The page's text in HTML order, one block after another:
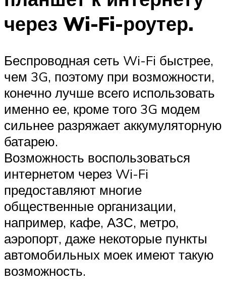
через Wi-Fi-роутер.
Беспроводная сеть Wi-Fi быстрее,
чем 3G, поэтому при возможности,
конечно лучше всего использовать
именно ее, кроме того 3G модем
сильнее разряжает аккумуляторную
батарею.
Возможность воспользоваться
интернетом через Wi-Fi
предоставляют многие
общественные организации,
например, кафе, АЗС, метро,
аэропорт, даже некоторые пункты
автомобильных моек имеют такую
возможность.